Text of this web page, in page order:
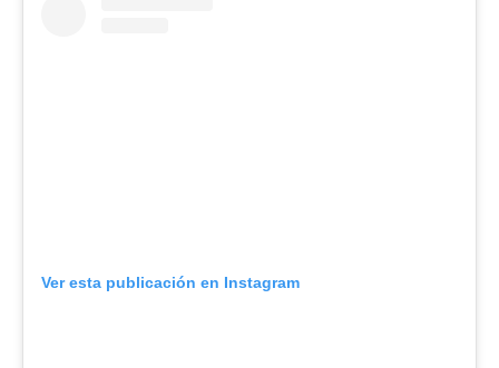
Ver esta publicación en Instagram